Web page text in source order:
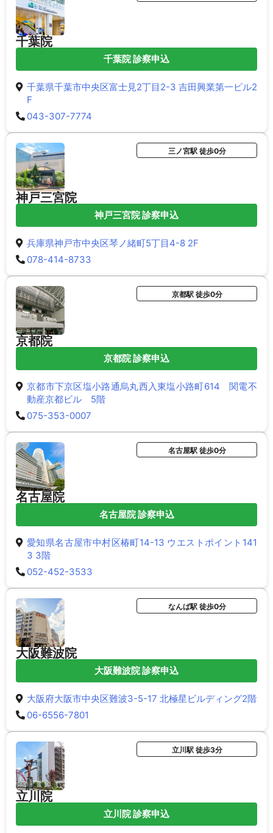
千葉院
千葉院 診察申込
千葉県千葉市中央区富士見2丁目2-3 吉田興業第一ビル2
F
043-307-7774
神戸三宮院
三ノ宮駅 徒歩0分
神戸三宮院 診察申込
兵庫県神戸市中央区琴ノ緒町5丁目4-8 2F
078-414-8733
京都院
京都駅 徒歩0分
京都院 診察申込
京都市下京区塩小路通烏丸西入東塩小路町614 関電不
動産京都ビル 5階
075-353-0007
名古屋院
名古屋駅 徒歩0分
名古屋院 診察申込
愛知県名古屋市中村区椿町14-13 ウエストポイント141
3 3階
052-452-3533
大阪難波院
なんば駅 徒歩0分
大阪難波院 診察申込
大阪府大阪市中央区難波3-5-17 北極星ビルディング2階
06-6556-7801
立川院
立川駅 徒歩3分
立川院 診察申込